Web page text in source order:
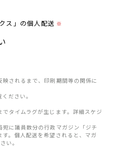
ス」の個人配送 ※
されるまで、印刷期間等の関係に
ださい。
タイムラグが生じます。詳細スケジ
に議員数分の行政マガジン「ジチ
。個人配送を希望されると、マガ
い。